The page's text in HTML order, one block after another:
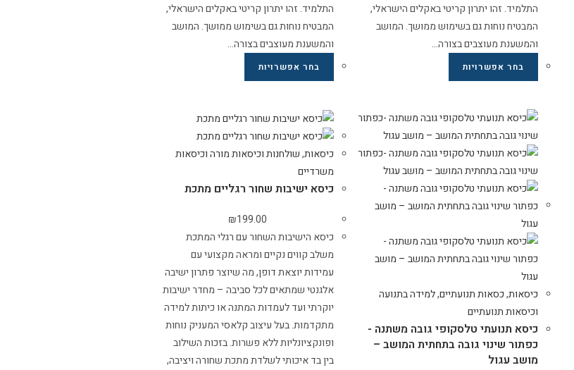
התלמיד. זהו יתרון קריטי באקלים הישראלי,
המבטיח נוחות גם בשימוש ממושך. המושב
והמשענת מעוצבים בצורה…
בחר אפשרויות
התלמיד. זהו יתרון קריטי באקלים הישראלי,
המבטיח נוחות גם בשימוש ממושך. המושב
והמשענת מעוצבים בצורה…
בחר אפשרויות
כיסאות,כסאות תנועתיים,למידה בתנועה
וכיסאות תנועתיים
כיסא תנועתי טלסקופי גובה משתנה -
כפתור שינוי גובה בתחתית המושב –
מושב עגול
כיסאות,שולחנות וכיסאות מורה וכיסאות
משרדיים
כיסא ישיבות שחור רגליים מתכת
₪199.00
כיסא הישיבות השחור עם רגלי המתכת
משלב קווים נקיים ומראה מקצועי עם
עמידות יוצאת דופן, מה שיוצר פתרון ישיבה
אלגנטי שמתאים לכל סביבה – מחדר ישיבות
יוקרתי ועד לעמדות המתנה או כיתות למידה
מתקדמות. בעל עיצוב קלאסי המעניק נוחות
ופונקציונליות ללא פשרות. בזכות השילוב
בין בד איכותי לשלדת מתכת שחורה ויציבה,